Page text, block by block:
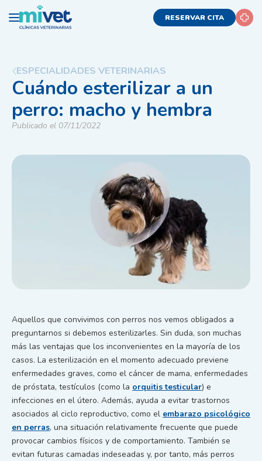
RESERVAR CITA
ESPECIALIDADES VETERINARIAS
Cuándo esterilizar a un
perro: macho y hembra
Publicado el 07/11/2022
Aquellos que convivimos con perros nos vemos obligados a
preguntarnos si debemos esterilizarles. Sin duda, son muchas
más las ventajas que los inconvenientes en la mayoría de los
casos. La esterilización en el momento adecuado previene
enfermedades graves, como el cáncer de mama, enfermedades
de próstata, testículos (como la orquitis testicular) e
infecciones en el útero. Además, ayuda a evitar trastornos
asociados al ciclo reproductivo, como el embarazo psicológico
en perras, una situación relativamente frecuente que puede
provocar cambios físicos y de comportamiento. También se
evitan futuras camadas indeseadas y, por tanto, más perros